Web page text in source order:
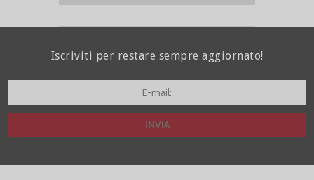
Iscriviti per restare sempre aggiornato!